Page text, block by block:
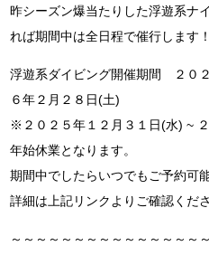
昨シーズン爆当たりした浮遊系ナ
れば期間中は全日程で催行します
浮遊系ダイビング開催期間 ２０
６年２月２８日(土)
※２０２５年１２月３１日(水) ~
年始休業となります。
期間中でしたらいつでもご予約可
詳細は上記リンクよりご確認くださ
～～～～～～～～～～～～～～～